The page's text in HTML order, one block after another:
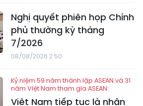
Nghị quyết phiên họp Chính
phủ thường kỳ tháng
7/2026
08/08/2026 2:50
Kỷ niệm 59 năm thành lập ASEAN và 31
năm Việt Nam tham gia ASEAN:
Việt Nam tiếp tục là nhân